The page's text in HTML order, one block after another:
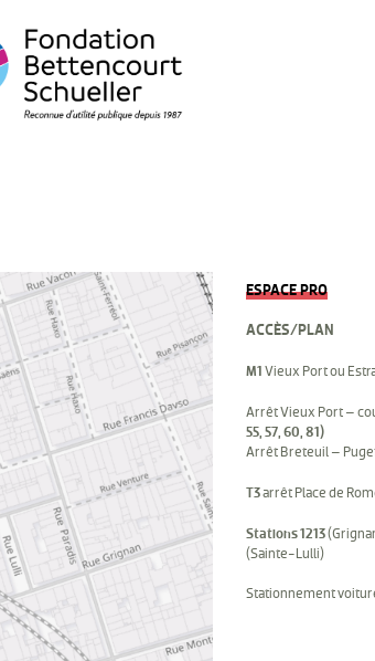
ESPACE PRO
ACCÈS/PLAN
M1 Vieux Port ou
Arrêt Vieux Port –
55, 57, 60, 81)
Arrêt Breteuil –
T3arrêt Place de
Stations 1213
(Sainte-Lulli)
Stationnement